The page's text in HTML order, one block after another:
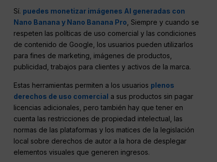
Sí. puedes monetizar imágenes AI generadas con
Nano Banana y Nano Banana Pro , Siempre y cuando se
respeten las políticas de uso comercial y las condiciones
de contenido de Google, los usuarios pueden utilizarlos
para fines de marketing, imágenes de productos,
publicidad, trabajos para clientes y activos de la marca.
Estas herramientas permiten a los usuarios plenos
derechos de uso comercial a sus productos sin pagar
licencias adicionales, pero también hay que tener en
cuenta las restricciones de propiedad intelectual, las
normas de las plataformas y los matices de la legislación
local sobre derechos de autor a la hora de desplegar
elementos visuales que generen ingresos.